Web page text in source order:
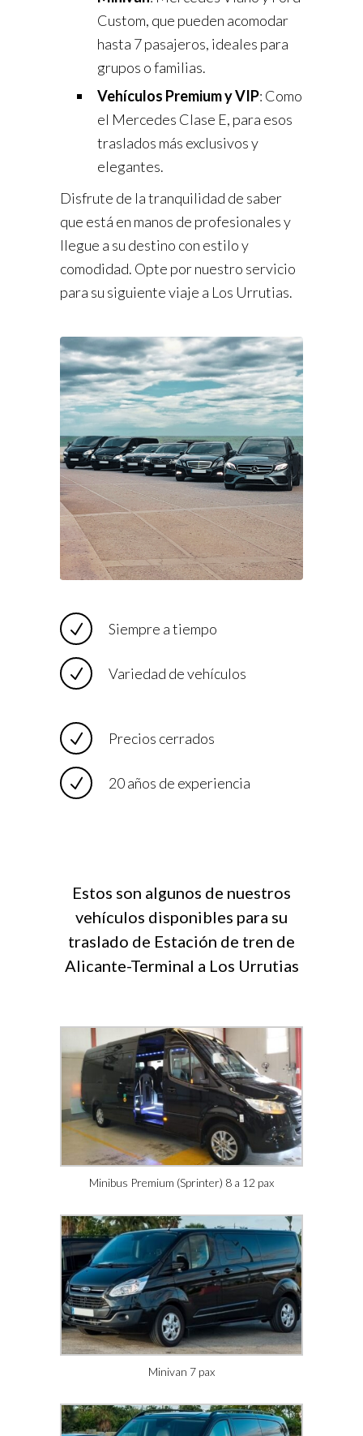
Custom, que pueden acomodar
hasta 7 pasajeros, ideales para
grupos o familias.
Vehículos Premium y VIP: Como
el Mercedes Clase E, para esos
traslados más exclusivos y
elegantes.
Disfrute de la tranquilidad de saber
que está en manos de profesionales y
llegue a su destino con estilo y
comodidad. Opte por nuestro servicio
para su siguiente viaje a Los Urrutias.
Siempre a tiempo
Variedad de vehículos
Precios cerrados
20 años de experiencia
Estos son algunos de nuestros
vehículos disponibles para su
traslado de Estación de tren de
Alicante-Terminal a Los Urrutias
Minibus Premium (Sprinter) 8 a 12 pax
Minivan 7 pax